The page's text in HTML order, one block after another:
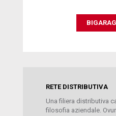
RETE DISTRIBUTIVA
Una filiera distributiva
filosofia aziendale.